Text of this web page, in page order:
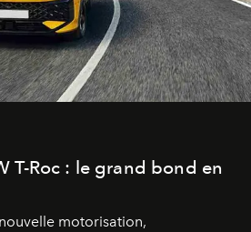
T-Roc : le grand bond en
motorisation,